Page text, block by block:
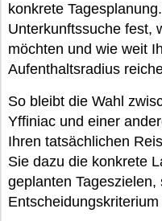
konkrete
Unterkunftssuche fest,
möchten und wie weit
Aufenthaltsradius
So bleibt die Wahl
Yffiniac und einer
Ihren tatsächlichen
Sie dazu die konkrete
geplanten